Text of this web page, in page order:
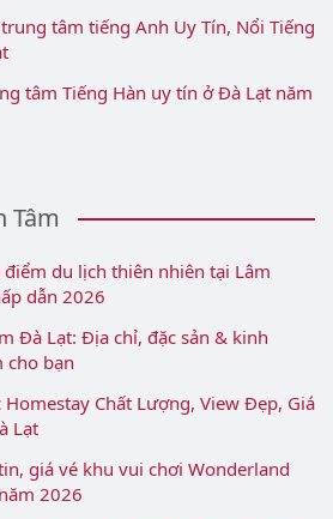
tâm tiếng Anh Uy Tín, Nổi Tiếng
tâm Tiếng Hàn uy tín ở Đà Lạt năm
Tâm
điểm du lịch thiên nhiên tại Lâm
dẫn 2026
Đà Lạt: Địa chỉ, đặc sản & kinh
cho bạn
Homestay Chất Lượng, View Đẹp, Giá
Lạt
giá vé khu vui chơi Wonderland
2026